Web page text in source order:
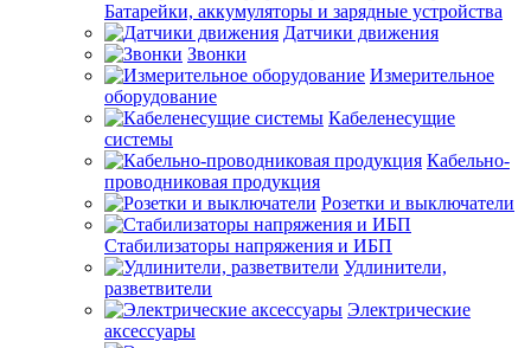
Батарейки, аккумуляторы и зарядные устройства
Датчики движения
Звонки
Измерительное
оборудование
Кабеленесущие
системы
Кабельно-
проводниковая продукция
Розетки и выключатели
Стабилизаторы напряжения и ИБП
Удлинители,
разветвители
Электрические
аксессуары